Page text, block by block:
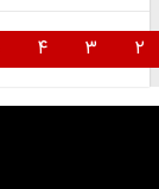
۲ ۳ ۴